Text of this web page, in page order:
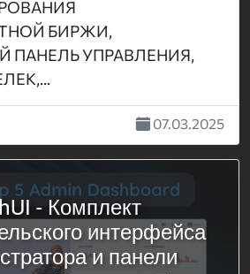
БИРЖИ,
УПРАВЛЕНИЯ,
07.03.2025
- Комплект
интерфейса
и панели